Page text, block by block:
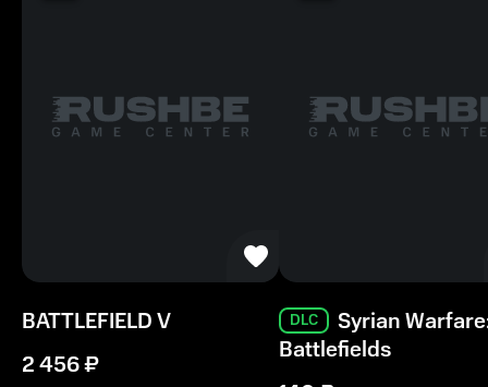
32-разрядная Windows 8
Процессор
Память
4 ГБ ОЗУ
BATTLEFIELD V
2 456₽
DLC
Syrian
Battlefields